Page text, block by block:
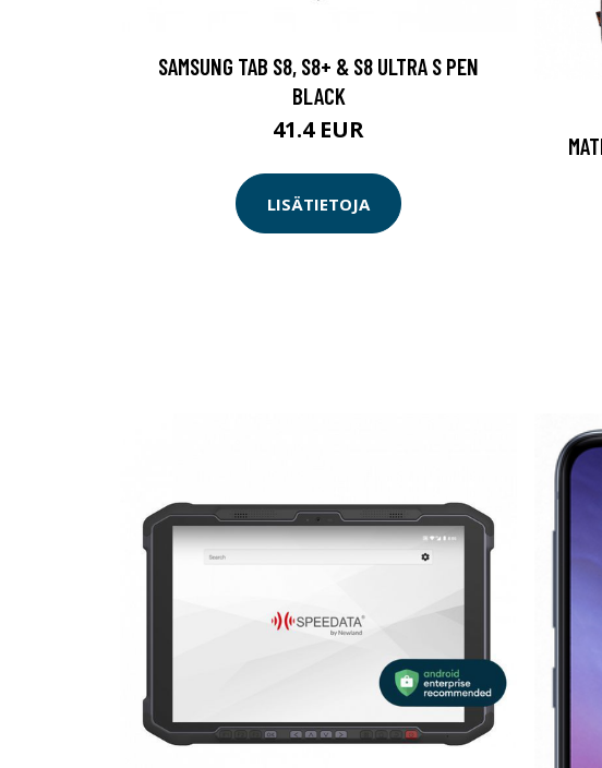
SAMSUNG TAB S8, S8+ & S8 ULTRA S PEN
BLACK
41.4 EUR
LISÄTIETOJA